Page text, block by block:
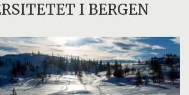
I BERGEN